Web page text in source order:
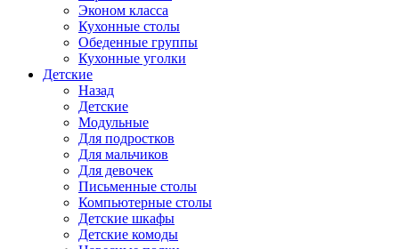
Эконом класса
Кухонные столы
Обеденные группы
Кухонные уголки
Детские
Назад
Детские
Модульные
Для подростков
Для мальчиков
Для девочек
Письменные столы
Компьютерные столы
Детские шкафы
Детские комоды